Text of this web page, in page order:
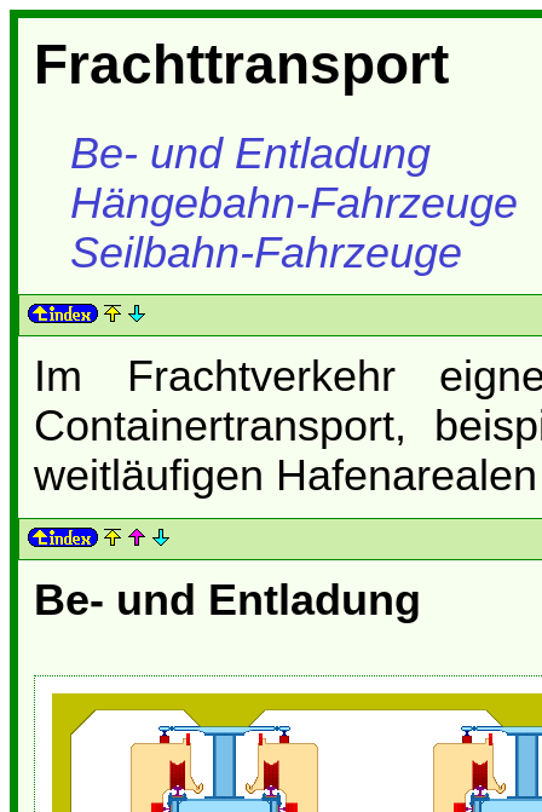
Frachttransport
Be- und Entladung
Hängebahn-Fahrzeuge
Seilbahn-Fahrzeuge
Im Frachtverkehr
Containertransport,
weitläufigen
Be- und Entladung